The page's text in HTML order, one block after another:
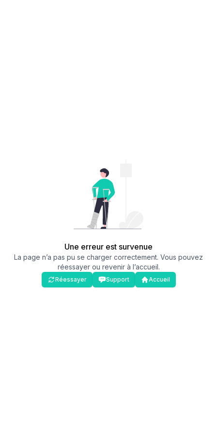
Une erreur est survenue
La page n’a pas pu se charger correctement. Vous pouvez
réessayer ou revenir à l’accueil.
Réessayer Support Accueil